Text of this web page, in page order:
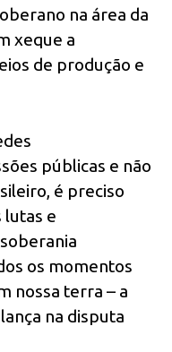
na área da
xeque a
de produção e
públicas e não
é preciso
lutas e
os momentos
nossa terra – a
na disputa